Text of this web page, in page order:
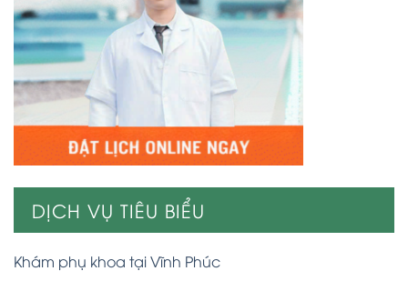
DỊCH VỤ TIÊU BIỂU
Khám phụ khoa tại Vĩnh Phúc